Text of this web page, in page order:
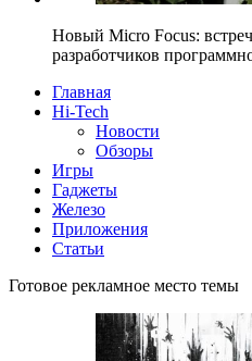
Новый Micro Focus:
разработчиков
Главная
Hi-Tech
Новости
Обзоры
Игры
Гаджеты
Железо
Приложения
Статьи
Готовое рекламное место темы